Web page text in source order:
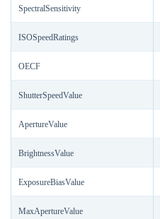
SpectralSensitivity
ISOSpeedRatings
OECF
ShutterSpeedValue
ApertureValue
BrightnessValue
ExposureBiasValue
MaxApertureValue